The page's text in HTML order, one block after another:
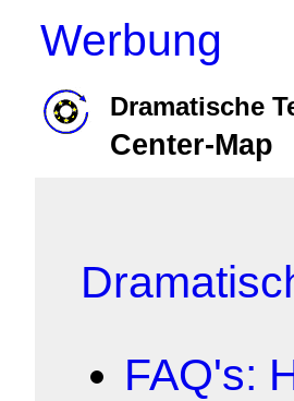
Werbung
Dramatische
Center-Map
FAQ's: